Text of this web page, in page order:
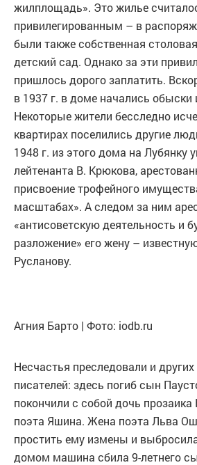
жилплощадь». Это жилье
привилегированным – в
были также собственная
детский сад. Однако за эти
пришлось дорого заплатить.
в 1937 г. в доме начались обыски
Некоторые жители бесследно
квартирах поселились другие
1948 г. из этого дома на Лубянку
лейтенанта В. Крюкова,
присвоение трофейного
масштабах». А следом за ним
«антисоветскую деятельность и
разложение» его жену –
Русланову.
Агния Барто | Фото: iodb.ru
Несчастья преследовали и
писателей: здесь погиб сын
покончили с собой дочь
поэта Яшина. Жена поэта Льва
простить ему измены и
домом машина сбила 9-летнего